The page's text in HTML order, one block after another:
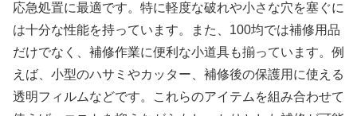
応急処置に最適です。特に軽度な破れや小さな穴を塞ぐに
は十分な性能を持っています。また、100均では補修用品
だけでなく、補修作業に便利な小道具も揃っています。例
えば、小型のハサミやカッター、補修後の保護用に使える
透明フィルムなどです。これらのアイテムを組み合わせて